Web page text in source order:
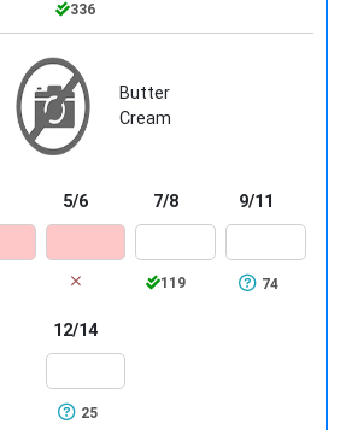
336
Butter
Cream
5/6 7/8
119
9/11
74
12/14
25